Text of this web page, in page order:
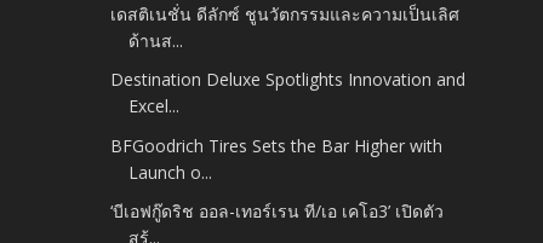
เดสติเนชั่น ดีลักซ์ ชูนวัตกรรมและความเป็นเลิศ
ด้านส...
Destination Deluxe Spotlights Innovation and
Excel...
BFGoodrich Tires Sets the Bar Higher with
Launch o...
‘บีเอฟกู๊ดริช ออล-เทอร์เรน ที/เอ เคโอ3’ เปิดตัว
สร้...